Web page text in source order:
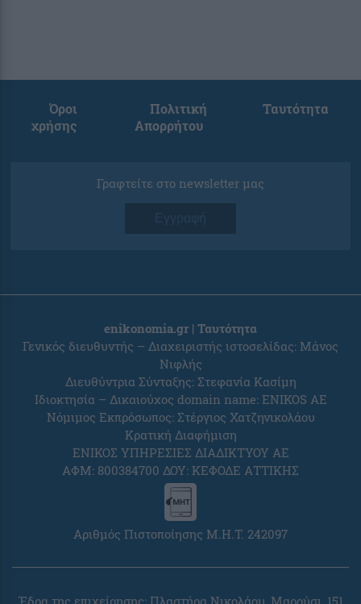
Όροι
χρήσης
Πολιτική
Απορρήτου
Ταυτότητα
Γραφτείτε στο newsletter μας
Εγγραφή
enikonomia.gr | Ταυτότητα
Γενικός διευθυντής – Διαχειριστής ιστοσελίδας: Μάνος
Νιφλής
Διευθύντρια Σύνταξης: Στεφανία Κασίμη
Ιδιοκτησία – Δικαιούχος domain name: ENIKOS AE
Νόμιμος Εκπρόσωπος: Στέργιος Χατζηνικολάου
Κρατική Διαφήμιση
ΕΝΙΚΟΣ ΥΠΗΡΕΣΙΕΣ ΔΙΑΔΙΚΤΥΟΥ ΑΕ
ΑΦΜ: 800384700 ΔΟΥ: ΚΕΦΟΔΕ ΑΤΤΙΚΗΣ
Αριθμός Πιστοποίησης Μ.Η.Τ. 242097